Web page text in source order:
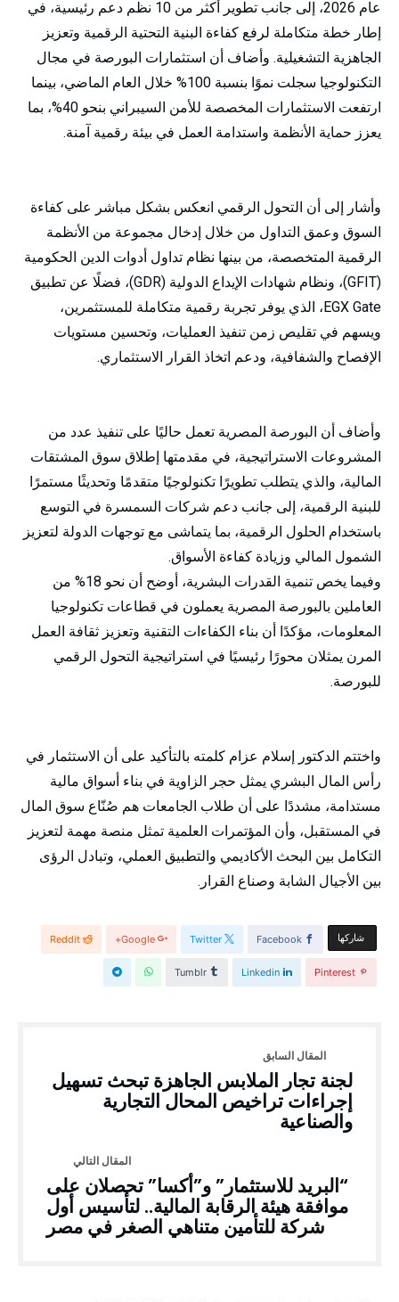
عام 2026، إلى جانب تطوير أكثر من 10 نظم دعم رئيسية، في
إطار خطة متكاملة لرفع كفاءة البنية التحتية الرقمية وتعزيز
الجاهزية التشغيلية. وأضاف أن استثمارات البورصة في مجال
التكنولوجيا سجلت نموًا بنسبة 100% خلال العام الماضي، بينما
ارتفعت الاستثمارات المخصصة للأمن السيبراني بنحو 40%، بما
يعزز حماية الأنظمة واستدامة العمل في بيئة رقمية آمنة.
وأشار إلى أن التحول الرقمي انعكس بشكل مباشر على كفاءة
السوق وعمق التداول من خلال إدخال مجموعة من الأنظمة
الرقمية المتخصصة، من بينها نظام تداول أدوات الدين الحكومية
(GFIT)، ونظام شهادات الإيداع الدولية (GDR)، فضلًا عن تطبيق
EGX Gate، الذي يوفر تجربة رقمية متكاملة للمستثمرين،
ويسهم في تقليص زمن تنفيذ العمليات، وتحسين مستويات
الإفصاح والشفافية، ودعم اتخاذ القرار الاستثماري.
وأضاف أن البورصة المصرية تعمل حاليًا على تنفيذ عدد من
المشروعات الاستراتيجية، في مقدمتها إطلاق سوق المشتقات
المالية، والذي يتطلب تطويرًا تكنولوجيًا متقدمًا وتحديثًا مستمرًا
للبنية الرقمية، إلى جانب دعم شركات السمسرة في التوسع
باستخدام الحلول الرقمية، بما يتماشى مع توجهات الدولة لتعزيز
الشمول المالي وزيادة كفاءة الأسواق.
وفيما يخص تنمية القدرات البشرية، أوضح أن نحو 18% من
العاملين بالبورصة المصرية يعملون في قطاعات تكنولوجيا
المعلومات، مؤكدًا أن بناء الكفاءات التقنية وتعزيز ثقافة العمل
المرن يمثلان محورًا رئيسيًا في استراتيجية التحول الرقمي
للبورصة.
واختتم الدكتور إسلام عزام كلمته بالتأكيد على أن الاستثمار في
رأس المال البشري يمثل حجر الزاوية في بناء أسواق مالية
مستدامة، مشددًا على أن طلاب الجامعات هم صُنّاع سوق المال
في المستقبل، وأن المؤتمرات العلمية تمثل منصة مهمة لتعزيز
التكامل بين البحث الأكاديمي والتطبيق العملي، وتبادل الرؤى
بين الأجيال الشابة وصناع القرار.
‫‫ شاركها‬ Facebook
Twitter
Google+
Reddit
Pinterest
Linkedin
Tumblr
لجنة تجار الملابس الجاهزة تبحث تسهيل
إجراءات تراخيص المحال التجارية
والصناعية
“البريد للاستثمار” و”أكسا” تحصلان على
موافقة هيئة الرقابة المالية.. لتأسيس أول
شركة للتأمين متناهي الصغر في مصر